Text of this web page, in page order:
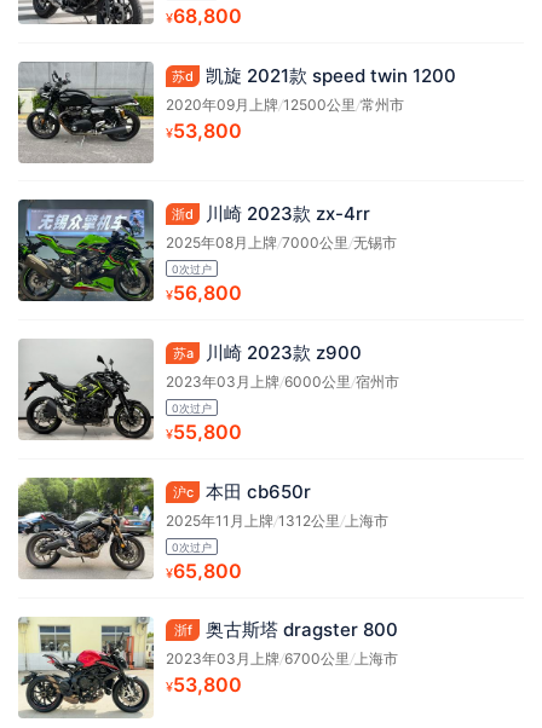
¥68,800
苏d 凯旋 2021款 speed twin 1200
2020年09月上牌/12500公里 /常州市
¥53,800
浙d 川崎 2023款 zx-4rr
2025年08月上牌/7000公里 /无锡市
0次过户
¥56,800
苏a 川崎 2023款 z900
2023年03月上牌/6000公里 /宿州市
0次过户
¥55,800
沪c 本田 cb650r
2025年11月上牌/1312公里 /上海市
0次过户
¥65,800
浙f 奥古斯塔 dragster 800
2023年03月上牌/6700公里/上海市
¥53,800